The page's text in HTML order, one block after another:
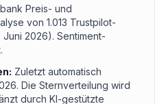
Preis- und
von 1.013 Trustpilot-
Juni 2026). Sentiment-
Zuletzt automatisch
. Die Sternverteilung wird
durch KI-gestützte